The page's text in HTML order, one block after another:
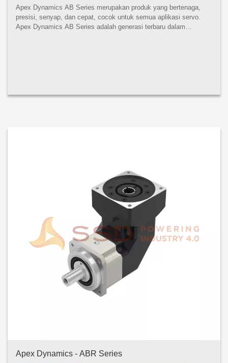
Apex Dynamics AB Series merupakan produk yang bertenaga,
presisi, senyap, dan cepat, cocok untuk semua aplikasi servo.
Apex Dynamics AB Series adalah generasi terbaru dalam
Apex Dynamics - ABR Series